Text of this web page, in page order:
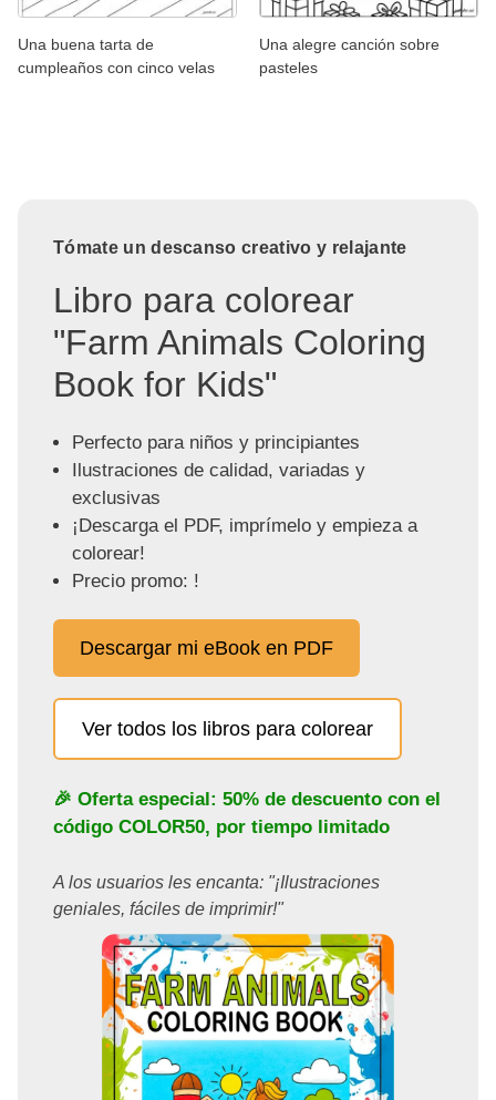
Una buena tarta de
cumpleaños con cinco velas
Una alegre canción sobre
pasteles
Tómate un descanso creativo y relajante
Libro para colorear
"Farm Animals Coloring
Book for Kids"
Perfecto para niños y principiantes
Ilustraciones de calidad, variadas y
exclusivas
¡Descarga el PDF, imprímelo y empieza a
colorear!
Precio promo: !
Descargar mi eBook en PDF
Ver todos los libros para colorear
🎉 Oferta especial: 50% de descuento con el
código COLOR50, por tiempo limitado
A los usuarios les encanta: "¡Ilustraciones
geniales, fáciles de imprimir!"